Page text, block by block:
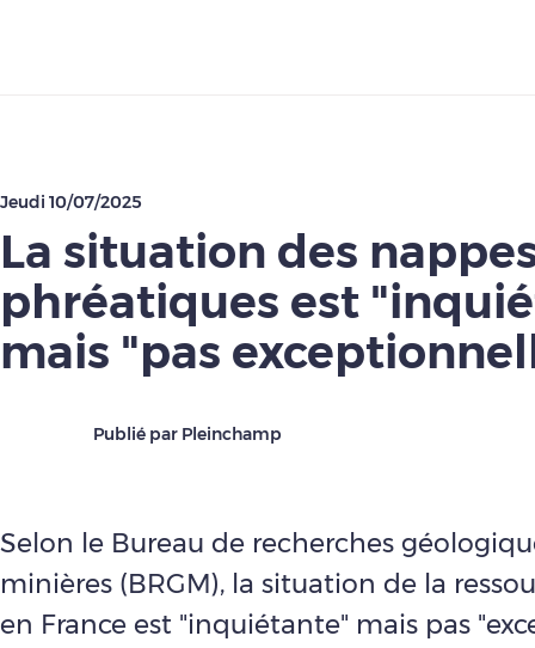
Jeudi 10/07/2025
La situation des
phréatiques est
mais "pas
Publié par Pleinchamp
Selon le Bureau de recherches
minières (BRGM), la situation de la
en France est "inquiétante" mais pas